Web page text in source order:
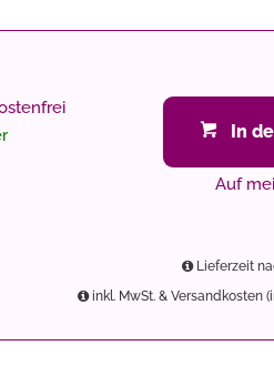
In
Auf
Lieferzeit
inkl. MwSt. & Versandkosten